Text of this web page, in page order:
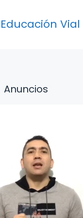
Educación Vial
Anuncios